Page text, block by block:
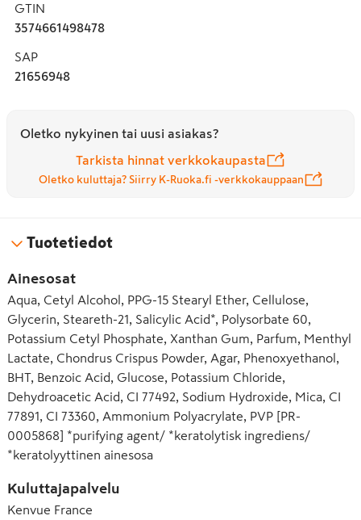
GTIN
3574661498478
SAP
21656948
Oletko nykyinen tai uusi asiakas?
Tarkista hinnat verkkokaupasta
Oletko kuluttaja? Siirry K-Ruoka.fi -verkkokauppaan
Tuotetiedot
Ainesosat
Aqua, Cetyl Alcohol, PPG-15 Stearyl Ether, Cellulose,
Glycerin, Steareth-21, Salicylic Acid*, Polysorbate 60,
Potassium Cetyl Phosphate, Xanthan Gum, Parfum, Menthyl
Lactate, Chondrus Crispus Powder, Agar, Phenoxyethanol,
BHT, Benzoic Acid, Glucose, Potassium Chloride,
Dehydroacetic Acid, CI 77492, Sodium Hydroxide, Mica, CI
77891, CI 73360, Ammonium Polyacrylate, PVP [PR-
0005868] *purifying agent/ *keratolytisk ingrediens/
*keratolyyttinen ainesosa
Kuluttajapalvelu
Kenvue France